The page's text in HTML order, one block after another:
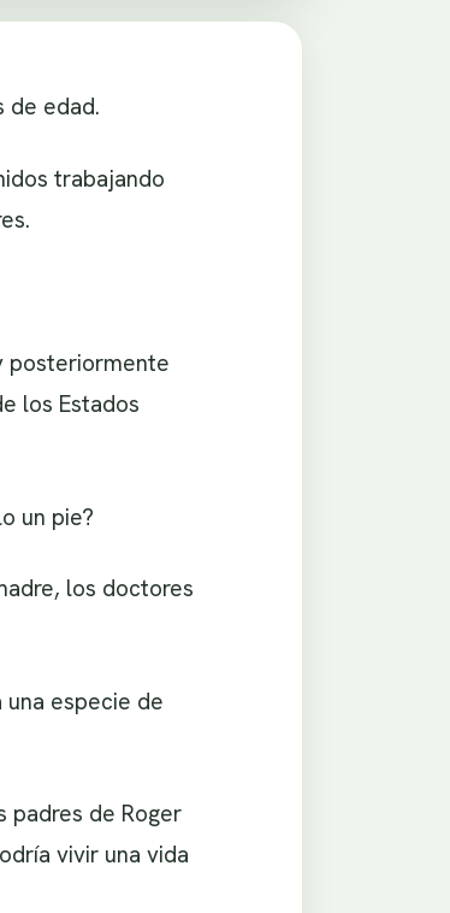
de edad.
trabajando
posteriormente
los Estados
un pie?
los doctores
una especie de
padres de Roger
vivir una vida